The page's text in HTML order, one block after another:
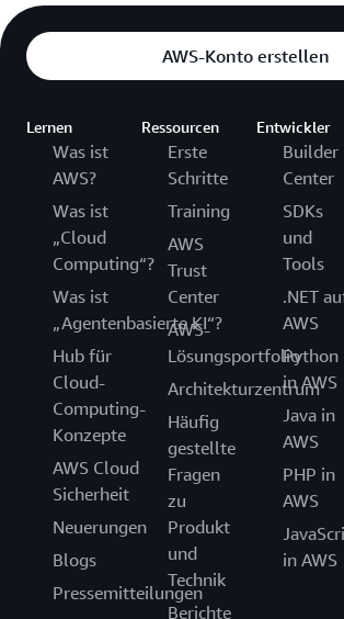
AWS-Konto erstellen
Lernen
Was ist
AWS?
Was ist
„Cloud
Computing“?
Was ist
„Agentenbasierte KI“?
Hub für
Cloud-
Computing-
Konzepte
AWS Cloud
Sicherheit
Neuerungen
Blogs
Pressemitteilungen
Ressourcen
Erste
Schritte
Training
AWS
Trust
Center
AWS-
Lösungsportfolio
Architekturzentrum
Häufig
gestellte
Fragen
zu
Produkt
und
Technik
Berichte
Entwickler
Builder
Center
SDKs
und
Tools
.NET
AWS
Python
in AWS
Java in
AWS
PHP in
AWS
in AWS